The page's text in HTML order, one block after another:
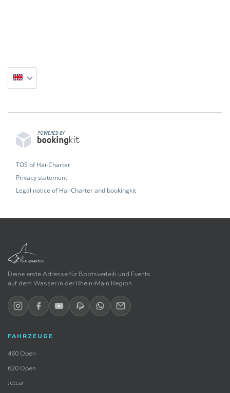
POWERED BY
TOS of Hai-Charter
Privacy statement
Legal notice of Hai-Charter and bookingkit
Deine erste Adresse für Bootsverleih und Events
auf dem Wasser in der Rhein-Main Region.
FAHRZEUGE
460 Open
630 Open
Jetcar